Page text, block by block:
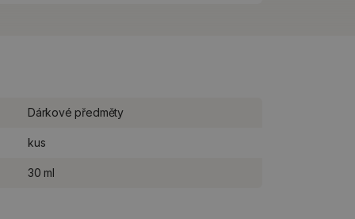
Dárkové předměty
kus
30 ml